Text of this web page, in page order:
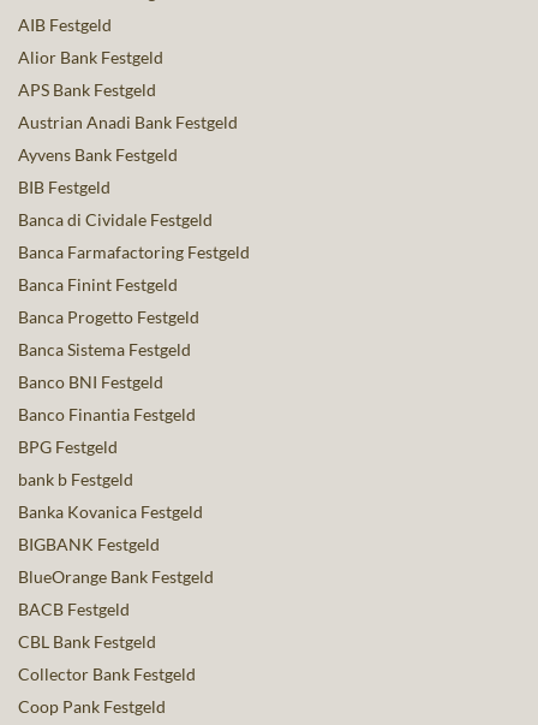
AIB Festgeld
Alior Bank Festgeld
APS Bank Festgeld
Austrian Anadi Bank Festgeld
Ayvens Bank Festgeld
BIB Festgeld
Banca di Cividale Festgeld
Banca Farmafactoring Festgeld
Banca Finint Festgeld
Banca Progetto Festgeld
Banca Sistema Festgeld
Banco BNI Festgeld
Banco Finantia Festgeld
BPG Festgeld
bank b Festgeld
Banka Kovanica Festgeld
BIGBANK Festgeld
BlueOrange Bank Festgeld
BACB Festgeld
CBL Bank Festgeld
Collector Bank Festgeld
Coop Pank Festgeld